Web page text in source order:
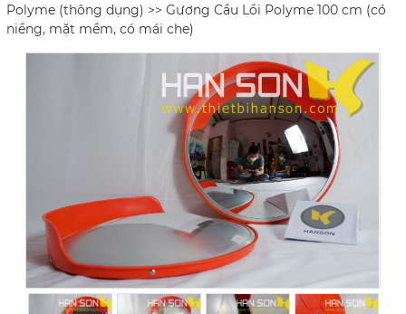
Polyme (thông dụng) >> Gương Cầu Lồi Polyme 100 cm (có
niềng, mặt mềm, có mái che)